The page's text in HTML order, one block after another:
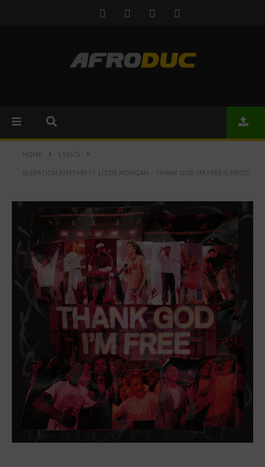
HOME LYRICS
ELEVATION RHYTHM FT LIZZIE MORGAN – THANK GOD I’M FREE (LYRICS)